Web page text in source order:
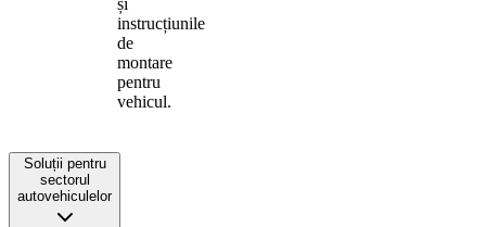
instrucțiunile
de
montare
pentru
vehicul.
Soluții pentru
sectorul
autovehiculelor